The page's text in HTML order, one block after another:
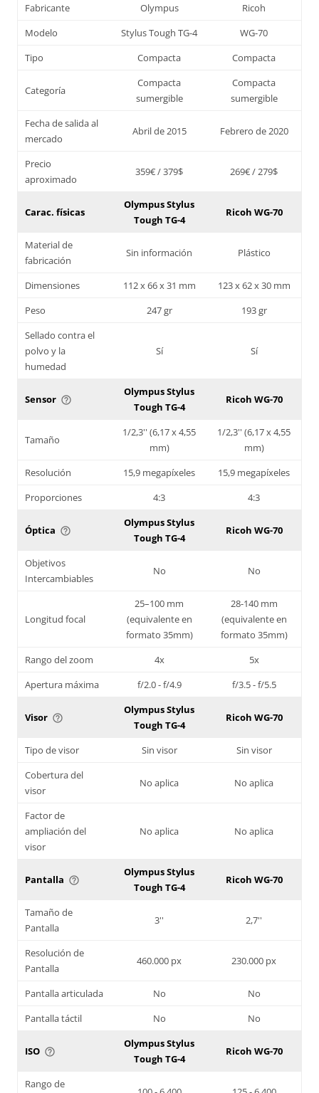
Fabricante Olympus
Ricoh
Modelo
Stylus Tough TG-4
WG-70
Tipo
Compacta Compacta
Categoría
Compacta
sumergible
Compacta
sumergible
Fecha de salida al
mercado
Abril de 2015 Febrero de 2020
Precio
aproximado
359€ / 379$ 269€ / 279$
Carac. físicas
Olympus Stylus
Tough TG-4
Ricoh WG-70
Material de
fabricación
Sin información Plástico
Dimensiones 112 x 66 x 31 mm
123 x 62 x 30 mm
Peso
247 gr
193 gr
Sellado contra el
polvo y la
humedad
Sí Sí
Sensor help_outline
Olympus Stylus
Tough TG-4
Ricoh WG-70
Tamaño
1/2,3'' (6,17 x 4,55
mm)
1/2,3'' (6,17 x 4,55
mm)
Resolución
15,9 megapíxeles
15,9 megapíxeles
Proporciones
4:3 4:3
Óptica help_outline
Olympus Stylus
Tough TG-4
Ricoh WG-70
Objetivos
Intercambiables
No No
Longitud focal
25–100 mm
(equivalente en
formato 35mm)
28-140 mm
(equivalente en
formato 35mm)
Rango del zoom
4x
5x
Apertura máxima
f/2.0 - f/4.9 f/3.5 - f/5.5
Visor help_outline
Olympus Stylus
Tough TG-4
Ricoh WG-70
Tipo de visor Sin visor
Sin visor
Cobertura del
visor
No aplica No aplica
Factor de
ampliación del
visor
No aplica No aplica
Pantalla help_outline
Olympus Stylus
Tough TG-4
Ricoh WG-70
Tamaño de
Pantalla
3'' 2,7''
Resolución de
Pantalla
460.000 px 230.000 px
Pantalla articulada No
No
Pantalla táctil
No No
ISO help_outline
Olympus Stylus
Tough TG-4
Ricoh WG-70
Rango de